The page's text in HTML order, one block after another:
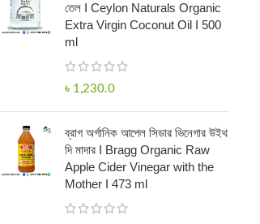
তেল I Ceylon Naturals Organic
Extra Virgin Coconut Oil I 500
ml
৳ 1,230.0
ব্রাগ অর্গানিক আপেল সিডার ভিনেগার উইথ
দি মাদার I Bragg Organic Raw
Apple Cider Vinegar with the
Mother I 473 ml